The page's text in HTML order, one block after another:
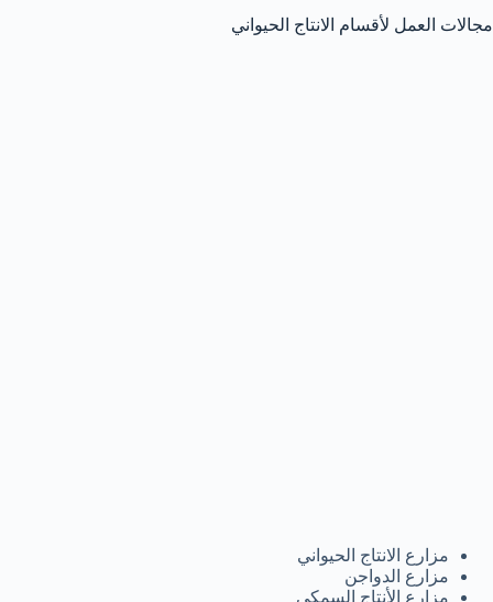
مجالات العمل لأقسام الانتاج الحيواني
مزارع الانتاج الحيواني
مزارع الدواجن
مزارع الأنتاج السمكي